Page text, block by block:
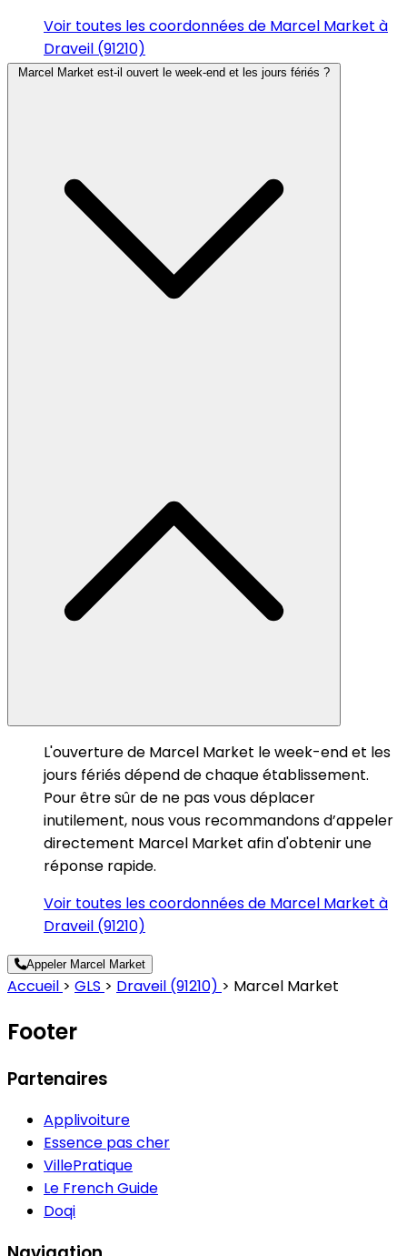
Voir toutes les coordonnées de Marcel Market à
Draveil (91210)
Marcel Market est-il ouvert le week-end et les jours fériés ?
L'ouverture de Marcel Market le week-end et les
jours fériés dépend de chaque établissement.
Pour être sûr de ne pas vous déplacer
inutilement, nous vous recommandons d’appeler
directement Marcel Market afin d'obtenir une
réponse rapide.
Voir toutes les coordonnées de Marcel Market à
Draveil (91210)
Appeler Marcel Market
Accueil > GLS > Draveil (91210) > Marcel Market
Footer
Partenaires
Applivoiture
Essence pas cher
VillePratique
Le French Guide
Doqi